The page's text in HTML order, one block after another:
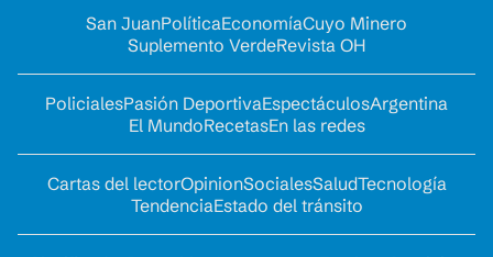
San JuanPolíticaEconomíaCuyo Minero
Suplemento VerdeRevista OH
PolicialesPasión DeportivaEspectáculosArgentina
El MundoRecetasEn las redes
Cartas del lectorOpinionSocialesSaludTecnología
TendenciaEstado del tránsito